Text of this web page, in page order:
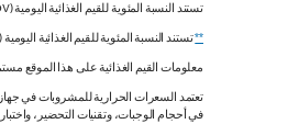
تستند النسبة المئوية للقيم الغذائية اليومية (DV) والكميات الغذائية الموصى بها RDIs إلى القيم غير المقيدة.
**تستند النسبة المئوية للقيم الغذائية اليومية (DV) إلى نظام غذائي يحتوي على 2000 سعرة حرارية. قد تكون قيمك اليومية أعلى أو أقل اعتماداً على احتياجاتك من السعرات الحرارية.
معلومات القيم الغذائية على هذا الموقع
تعتمد السعرات الحرارية للمشروبات في
في أحجام الوجبات، وتقنيات التحضير، واختبار